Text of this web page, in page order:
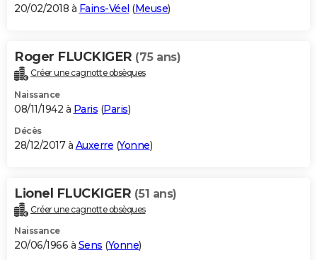
20/02/2018 à Fains-Véel (Meuse)
Roger FLUCKIGER (75 ans)
Créer une cagnotte obsèques
Naissance
08/11/1942 à Paris (Paris)
Décès
28/12/2017 à Auxerre (Yonne)
Lionel FLUCKIGER (51 ans)
Créer une cagnotte obsèques
Naissance
20/06/1966 à Sens (Yonne)